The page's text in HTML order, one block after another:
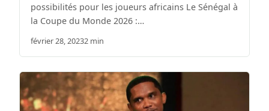
possibilités pour les joueurs africains Le Sénégal à
la Coupe du Monde 2026 :…
février 28, 20232 min